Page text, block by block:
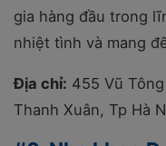
gia hàng đầu trong
nhiệt tình và mang
Địa chỉ: 455 Vũ
Thanh Xuân, Tp Hà